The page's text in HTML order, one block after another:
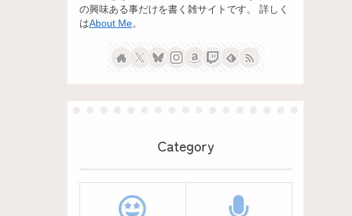
の興味ある事だけを書く雑サイトです。 詳しく
はAbout Me。
Category